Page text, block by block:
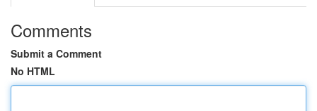
Comments
Submit a Comment
No HTML